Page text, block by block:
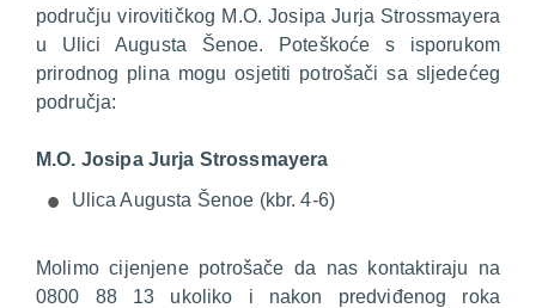
području virovitičkog M.O. Josipa Jurja Strossmayera
u Ulici Augusta Šenoe. Poteškoće s isporukom
prirodnog plina mogu osjetiti potrošači sa sljedećeg
područja:
M.O. Josipa Jurja Strossmayera
Ulica Augusta Šenoe (kbr. 4-6)
Molimo cijenjene potrošače da nas kontaktiraju na
0800 88 13 ukoliko i nakon predviđenog roka